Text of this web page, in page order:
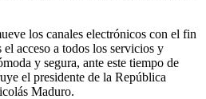
los canales electrónicos con el fin
el acceso a todos los servicios y
y segura, ante este tiempo de
el presidente de la República
Maduro.